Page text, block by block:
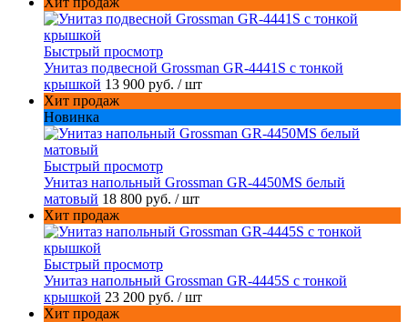
Быстрый просмотр
Унитаз подвесной Grossman GR-4441S с тонкой
крышкой 13 900 руб. / шт
Хит продаж
Новинка
Быстрый просмотр
Унитаз напольный Grossman GR-4450MS белый
матовый 18 800 руб. / шт
Хит продаж
Быстрый просмотр
Унитаз напольный Grossman GR-4445S с тонкой
крышкой 23 200 руб. / шт
Хит продаж